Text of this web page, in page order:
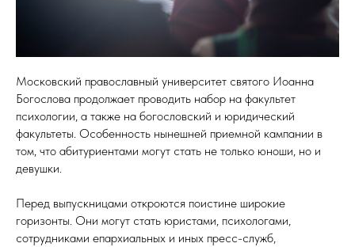
Московский православный университет святого Иоанна
Богослова продолжает проводить набор на факультет
психологии, а также на богословский и юридический
факультеты. Особенность нынешней приемной кампании в
том, что абитуриентами могут стать не только юноши, но и
девушки.
Перед выпускницами откроются поистине широкие
горизонты. Они могут стать юристами, психологами,
сотрудниками епархиальных и иных пресс-служб,